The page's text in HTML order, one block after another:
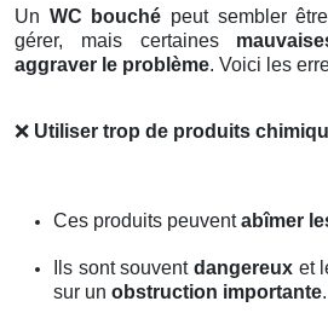
Un WC bouché peut sembler
gérer, mais certaines
aggraver le problème. Voici les
❌ Utiliser trop de produits
Ces produits peuventabîmer
Ils sont souvent dangereuxet
sur un obstruction importante.